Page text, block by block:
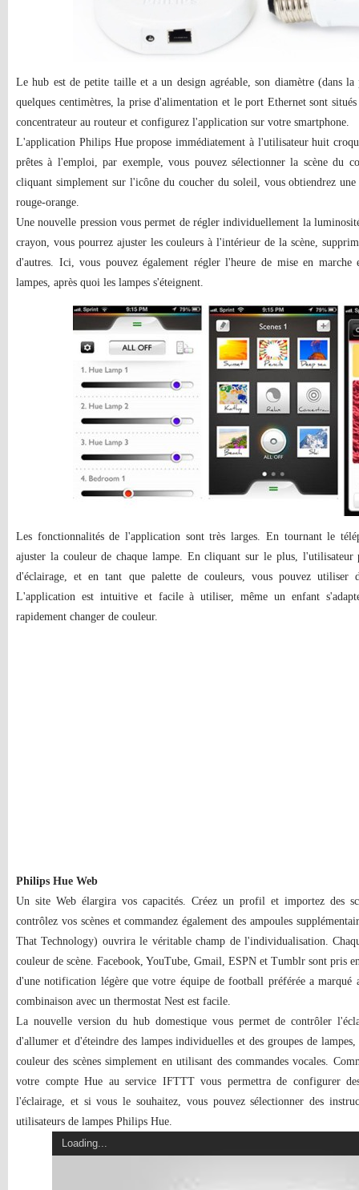
Le hub est de petite taille et a un design agréable, son diamètre (dans
quelques centimètres, la prise d'alimentation et le port Ethernet sont
concentrateur au routeur et configurez l'application sur votre smartphone.
L'application Philips Hue propose immédiatement à l'utilisateur huit
prêtes à l'emploi, par exemple, vous pouvez sélectionner la scène du
cliquant simplement sur l'icône du coucher du soleil, vous obtiendrez
rouge-orange.
Une nouvelle pression vous permet de régler individuellement la
crayon, vous pourrez ajuster les couleurs à l'intérieur de la scène,
d'autres. Ici, vous pouvez également régler l'heure de mise en marche
lampes, après quoi les lampes s'éteignent.
Les fonctionnalités de l'application sont très larges. En tournant le
ajuster la couleur de chaque lampe. En cliquant sur le plus, l'utilisateur
d'éclairage, et en tant que palette de couleurs, vous pouvez utiliser
L'application est intuitive et facile à utiliser, même un enfant
rapidement changer de couleur.
Philips Hue Web
Un site Web élargira vos capacités. Créez un profil et importez des
contrôlez vos scènes et commandez également des ampoules
That Technology) ouvrira le véritable champ de l'individualisation.
couleur de scène. Facebook, YouTube, Gmail, ESPN et Tumblr sont pris
d'une notification légère que votre équipe de football préférée a marqué
combinaison avec un thermostat Nest est facile.
La nouvelle version du hub domestique vous permet de contrôler
d'allumer et d'éteindre des lampes individuelles et des groupes de
couleur des scènes simplement en utilisant des commandes vocales.
votre compte Hue au service IFTTT vous permettra de configurer
l'éclairage, et si vous le souhaitez, vous pouvez sélectionner des
utilisateurs de lampes Philips Hue.
Loading...